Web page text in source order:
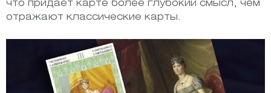
что придает карте более глубокий смысл, чем
отражают классические карты.